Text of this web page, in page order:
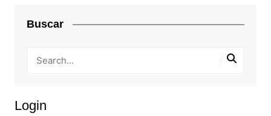
Buscar
Login